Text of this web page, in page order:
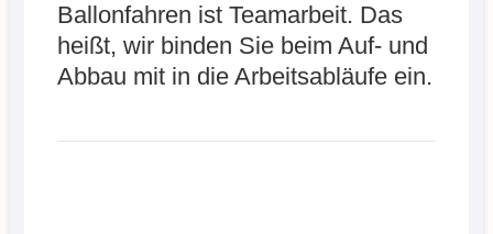
Ballonfahren ist Teamarbeit. Das
heißt, wir binden Sie beim Auf- und
Abbau mit in die Arbeitsabläufe ein.